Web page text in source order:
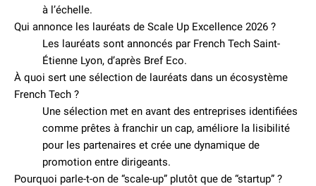
à l’échelle.
Qui annonce les lauréats de Scale Up Excellence 2026 ?
Les lauréats sont annoncés par French Tech Saint-
Étienne Lyon, d’après Bref Eco.
À quoi sert une sélection de lauréats dans un écosystème
French Tech ?
Une sélection met en avant des entreprises identifiées
comme prêtes à franchir un cap, améliore la lisibilité
pour les partenaires et crée une dynamique de
promotion entre dirigeants.
Pourquoi parle-t-on de “scale-up” plutôt que de “startup” ?